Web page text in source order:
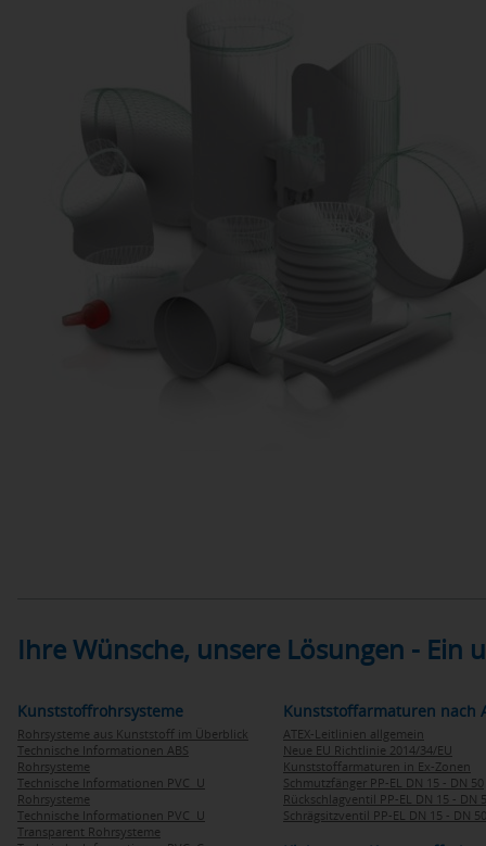
Ihre Wünsche, unsere Lösungen -
Kunststoffrohrsysteme
Rohrsysteme aus Kunststoff im Überblick
Technische Informationen ABS
Rohrsysteme
Technische Informationen PVC U
Rohrsysteme
Technische Informationen PVC U
Transparent Rohrsysteme
Kunststoffarmaturen nach
ATEX-Leitlinien allgemein
Neue EU Richtlinie 2014/34/EU
Kunststoffarmaturen in Ex-Zonen
Schmutzfänger PP-EL DN 15 - DN 50
Rückschlagventil PP-EL DN 15 - DN
Schrägsitzventil PP-EL DN 15 - DN 50